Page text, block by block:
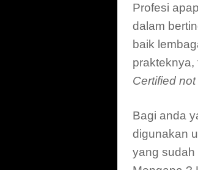
Profesi
dalam
baik
prakteknya,
Certified
Bagi anda
digunakan
yang sudah